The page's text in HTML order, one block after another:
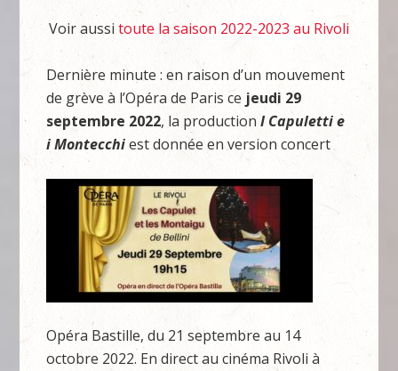
Voir aussi toute la saison 2022-2023 au Rivoli
Dernière minute : en raison d’un mouvement
de grève à l’Opéra de Paris ce jeudi 29
septembre 2022, la productionI Capuletti e
i Montecchiest donnée en version concert
Opéra Bastille, du 21 septembre au 14
octobre 2022. En direct au cinéma Rivoli à